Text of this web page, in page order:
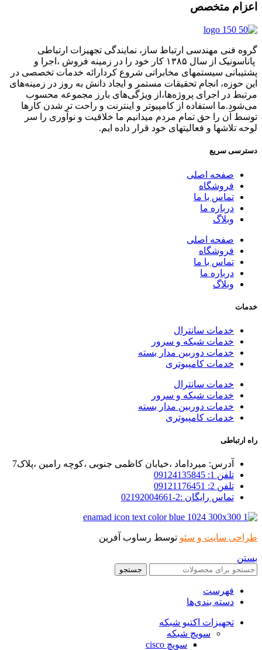
اعزام متخصص
گروه فنی مهندسی ارتباط ساز، نمایندگی تجهیزات ارتباطی
پاناسونیک از سال ۱۳۸۵ کار خود را در زمینه فروش ،اجرا و
پشتیبانی سیستمهای مخابراتی شروع کردارائه خدمات تخصصی در
این حوزه، انجام تحقیقات مستمر و ایجاد دانش به‌ روز در زمینه‌های
مرتبط در اجرای پروژه‌ها،از ویژگی‌های بارز مجموعه محسوب
می‌شود.ما استفاده از کامپیوتر و اینترنت و راحت تر شدن کارها
توسط آن را حق تمام مردم میدانیم ما خلاقیت و نوآوری را سر
لوحه تلاشها و فعالیتهای خود قرار داده ایم.
دسترسی سریع
صفحه اصلی
فروشگاه
تماس با ما
درباره ما
وبلاگ
صفحه اصلی
فروشگاه
تماس با ما
درباره ما
وبلاگ
خدمات
خدمات سانترال
خدمات شبکه و سرور
خدمات دوربین مدار بسته
خدمات کامپیوتری
خدمات سانترال
خدمات شبکه و سرور
خدمات دوربین مدار بسته
خدمات کامپیوتری
راه ارتباطی
آدرس: میرداماد ،خیابان کاظمی جنوبی ،کوچه رامین ،پلاک7
تلفن 1: 09124135845
تلفن 2: 09121176451
تماس رایگان :2-02192004661
طراحی سایت و سئو توسط رساوب آفرین
بستن
جستجو
فهرست
دسته بندی‌ها
تجهیزات اکتیو شبکه
سویچ شبکه
سویچ cisco